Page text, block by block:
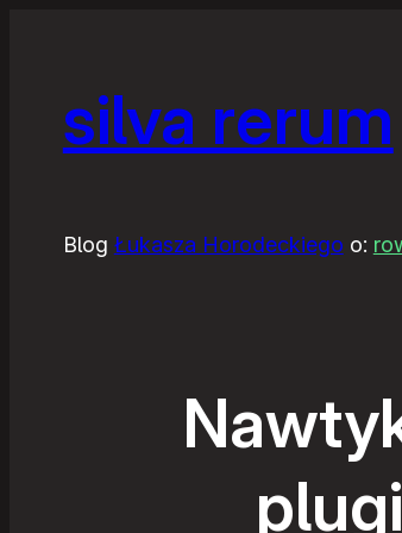
silva rerum
Blog Łukasza Horodeckiego o: